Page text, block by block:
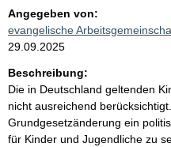
Angegeben von:
evangelische
29.09.2025
Beschreibung:
Die in Deutschland geltenden
nicht ausreichend
Grundgesetzänderung ein
für Kinder und Jugendliche zu